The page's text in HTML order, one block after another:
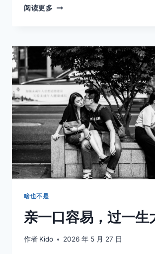
阅读更多
时
候，
才
是
我
们
最
接
近
彼
此
的
时
啥也不是
亲一口容易，过一生
作者 Kido 2026 年 5 月 27 日